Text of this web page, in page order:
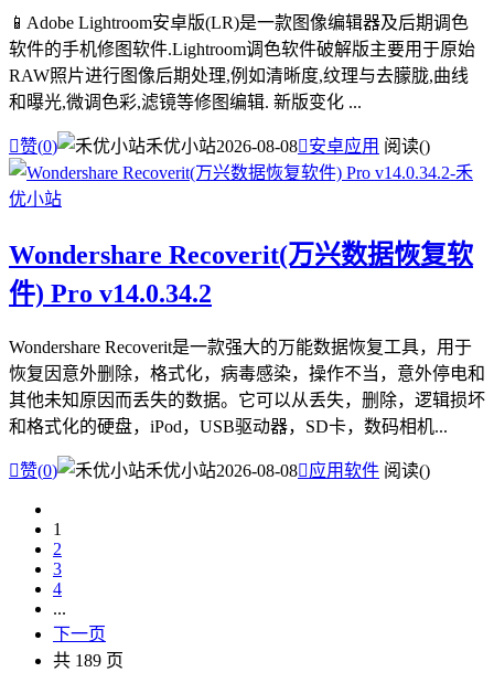
📱Adobe Lightroom安卓版(LR)是一款图像编辑器及后期调色
软件的手机修图软件.Lightroom调色软件破解版主要用于原始
RAW照片进行图像后期处理,例如清晰度,纹理与去朦胧,曲线
和曝光,微调色彩,滤镜等修图编辑. 新版变化 ...
赞(0) 禾优小站2026-08-08安卓应用 阅读()
Wondershare Recoverit(万兴数据恢复软
件) Pro v14.0.34.2
Wondershare Recoverit是一款强大的万能数据恢复工具，用于
恢复因意外删除，格式化，病毒感染，操作不当，意外停电和
其他未知原因而丢失的数据。它可以从丢失，删除，逻辑损坏
和格式化的硬盘，iPod，USB驱动器，SD卡，数码相机...
赞(0) 禾优小站2026-08-08应用软件 阅读()
1
2
3
4
...
下一页
共 189 页